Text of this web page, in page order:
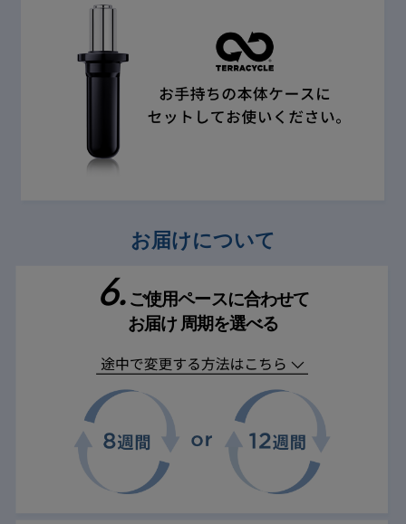
お届けについて
6.ご使用ペースに合わせて
お届け周期を選べる